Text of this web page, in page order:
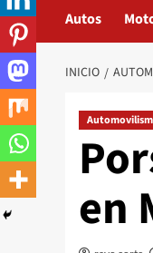
Autos
INICIO
en